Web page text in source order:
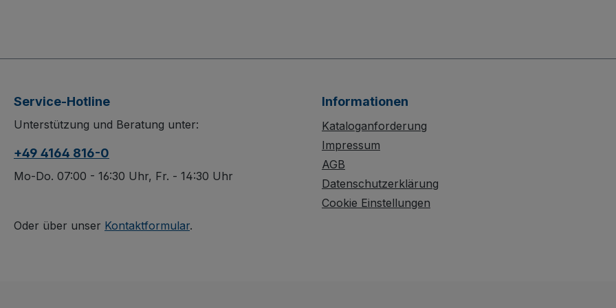
Service-Hotline
Unterstützung und Beratung unter:
+49 4164 816-0
Mo-Do. 07:00 - 16:30 Uhr, Fr. - 14:30 Uhr
Oder über unser Kontaktformular.
Informationen
Kataloganforderung
Impressum
AGB
Datenschutzerklärung
Cookie Einstellungen